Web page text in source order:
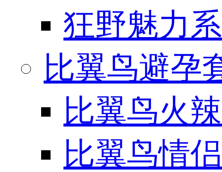
狂野魅力
比翼鸟避孕
比翼鸟火
比翼鸟情